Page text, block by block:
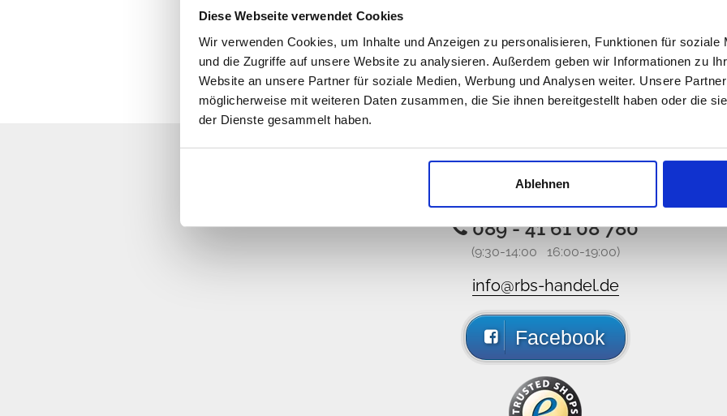
Diese Webseite verwendet Cookies
Wir verwenden Cookies, um Inhalte und Anzeigen zu personalisieren, Funktionen für soziale
und die Zugriffe auf unsere Website zu analysieren. Außerdem geben wir Informationen zu
Website an unsere Partner für soziale Medien, Werbung und Analysen weiter. Unsere
möglicherweise mit weiteren Daten zusammen, die Sie ihnen bereitgestellt haben oder die
der Dienste gesammelt haben.
Ablehnen
Tutti i prezzi sono inclusivi dell'IVA
Ci scusiamo ma non siamo online,
Chiamateci, contattateci via email o via social media e sarete ricontattati
089 - 41 61 08 780
(9:30-14:00 16:00-19:00)
info@rbs-handel.de
Facebook